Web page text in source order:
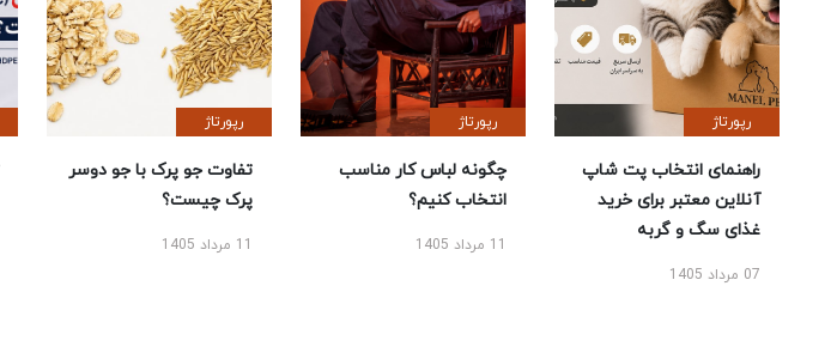
رپورتاژ
راهنمای انتخاب پت شاپ
آنلاین معتبر برای خرید
غذای سگ و گربه
07 مرداد 1405
رپورتاژ
چگونه لباس کار مناسب
انتخاب کنیم؟
11 مرداد 1405
رپورتاژ
تفاوت جو پرک با جو دوسر
پرک چیست؟
11 مرداد 1405